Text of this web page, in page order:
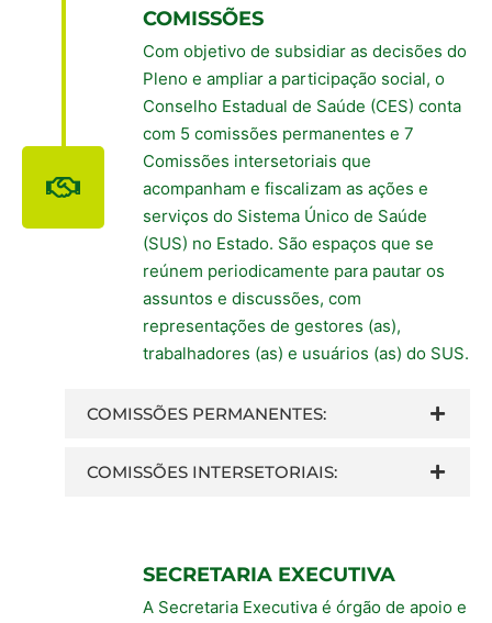
COMISSÕES
Com objetivo de subsidiar as decisões do
Pleno e ampliar a participação social, o
Conselho Estadual de Saúde (CES) conta
com 5 comissões permanentes e 7
Comissões intersetoriais que
acompanham e fiscalizam as ações e
serviços do Sistema Único de Saúde
(SUS) no Estado. São espaços que se
reúnem periodicamente para pautar os
assuntos e discussões, com
representações de gestores (as),
trabalhadores (as) e usuários (as) do SUS.
COMISSÕES PERMANENTES:
COMISSÕES INTERSETORIAIS:
SECRETARIA EXECUTIVA
A Secretaria Executiva é órgão de apoio e